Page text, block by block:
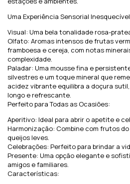
Uma Experiência Sensorial
Visual: Uma bela tonalidade rosa-
Olfato: Aromas intensos de frutas
framboesa e cereja, com notas
complexidade.
Paladar: Uma mousse fina e
silvestres e um toque mineral que
acidez vibrante equilibra a doçura
longo e refrescante.
Perfeito para Todas as Ocasiões:
Aperitivo: Ideal para abrir o apetite e
Harmonização: Combine com frutos
queijos leves.
Celebrações: Perfeito para brindar a
Presente: Uma opção elegante e
amigos e familiares.
Características: